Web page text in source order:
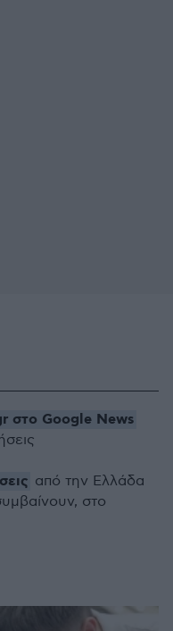
στο Google News
από την Ελλάδα
στο